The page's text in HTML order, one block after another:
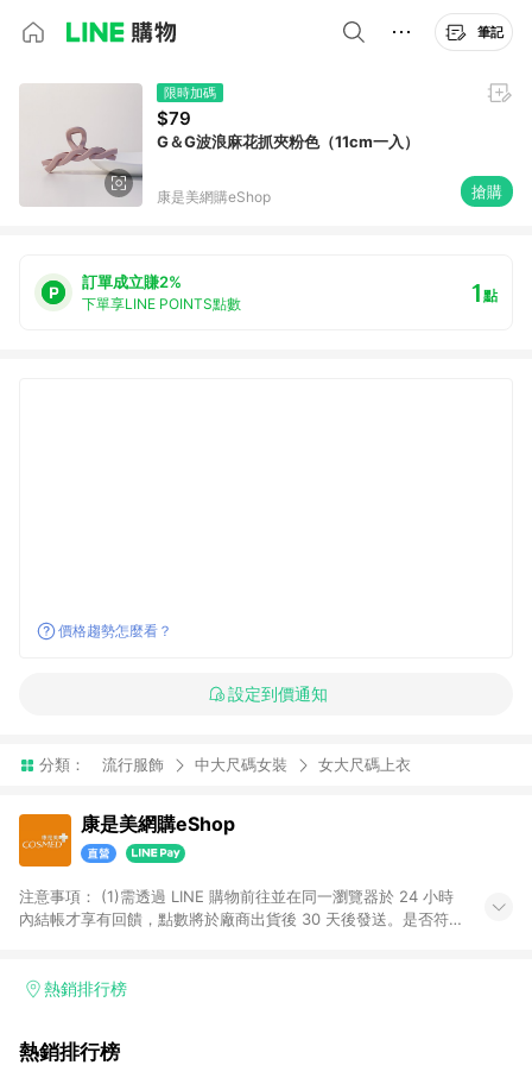
筆記
限時加碼
$79
G＆G波浪麻花抓夾粉色（11cm一入）
康是美網購eShop 搶購
訂單成立賺2%
下單享LINE POINTS點數 1點
價格趨勢怎麼看？
設定到價通知
分類： 流行服飾 中大尺碼女裝 女大尺碼上衣
康是美網購eShop
注意事項：​ (1)需透過 LINE 購物前往並在同一瀏覽器於 24 小時
內結帳才享有回饋，點數將於廠商出貨後 30 天後發送。​是否符
黃金鑽飾/精品相關/3C數位(含周邊)/家電視聽/運動戶外/母嬰用
饋%」，將於訂單成立後由「LINE購物通知」之官方帳號訊息通
熱銷排行榜
熱銷排行榜